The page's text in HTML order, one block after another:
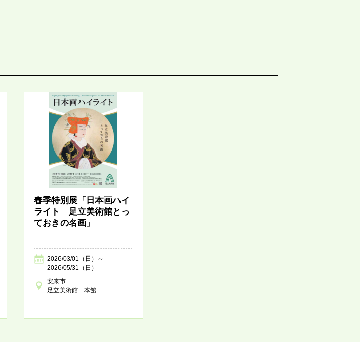
春季特別展「日本画ハイ
ライト 足立美術館とっ
ておきの名画」
2026/03/01（日）～
2026/05/31（日）
安来市
足立美術館 本館